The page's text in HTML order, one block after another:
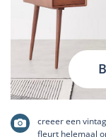
creeer een
fleurt helemaal